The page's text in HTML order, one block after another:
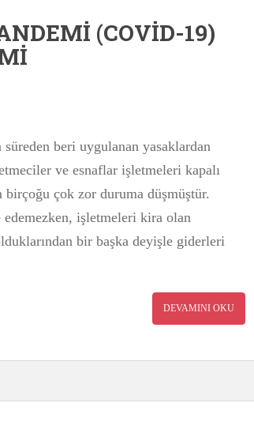
(COVİD-19)
beri uygulanan yasaklardan
ve esnaflar işletmeleri kapalı
birçoğu çok zor duruma düşmüştür.
işletmeleri kira olan
bir başka deyişle giderleri
DEVAMINI OKU